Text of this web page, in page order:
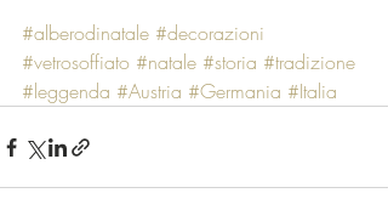
#alberodinatale #decorazioni
#vetrosoffiato #natale #storia #tradizione
#leggenda #Austria #Germania #Italia